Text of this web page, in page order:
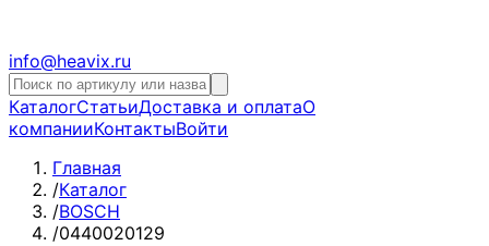
info@heavix.ru
КаталогСтатьиДоставка и оплатаО
компанииКонтактыВойти
Главная
/Каталог
/BOSCH
/0440020129